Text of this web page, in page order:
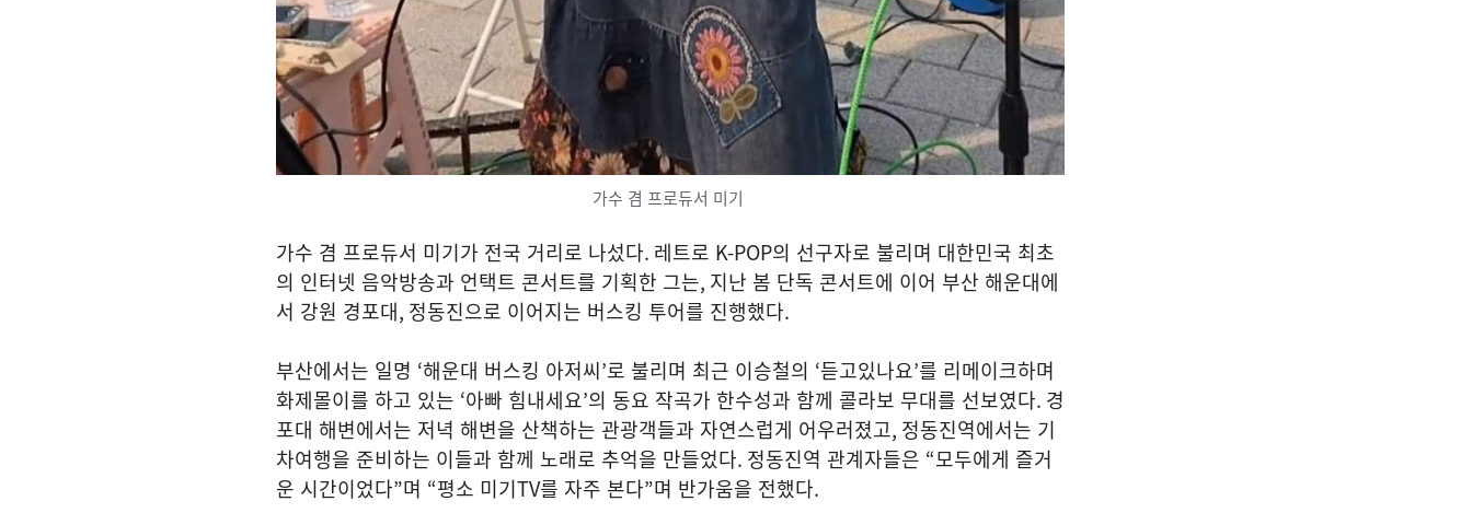
가수 겸 프로듀서 미기
가수 겸 프로듀서 미기가 전국 거리로 나섰다. 레트로 K-POP의 선구자로 불리며 대한민국 최초
의 인터넷 음악방송과 언택트 콘서트를 기획한 그는, 지난 봄 단독 콘서트에 이어 부산 해운대에
서 강원 경포대, 정동진으로 이어지는 버스킹 투어를 진행했다.
부산에서는 일명 ‘해운대 버스킹 아저씨’로 불리며 최근 이승철의 ‘듣고있나요’를 리메이크하며
화제몰이를 하고 있는 ‘아빠 힘내세요’의 동요 작곡가 한수성과 함께 콜라보 무대를 선보였다. 경
포대 해변에서는 저녁 해변을 산책하는 관광객들과 자연스럽게 어우러졌고, 정동진역에서는 기
차여행을 준비하는 이들과 함께 노래로 추억을 만들었다. 정동진역 관계자들은 “모두에게 즐거
운 시간이었다”며 “평소 미기TV를 자주 본다”며 반가움을 전했다.